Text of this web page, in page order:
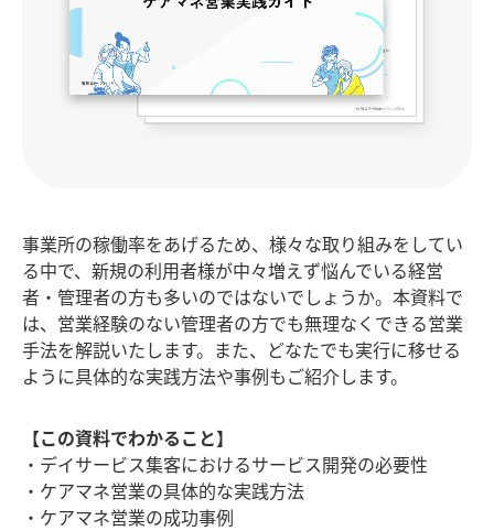
事業所の稼働率をあげるため、様々な取り組みをしてい
る中で、新規の利用者様が中々増えず悩んでいる経営
者・管理者の方も多いのではないでしょうか。本資料で
は、営業経験のない管理者の方でも無理なくできる営業
手法を解説いたします。また、どなたでも実行に移せる
ように具体的な実践方法や事例もご紹介します。
【この資料でわかること】
デイサービス集客におけるサービス開発の必要性
ケアマネ営業の具体的な実践方法
ケアマネ営業の成功事例